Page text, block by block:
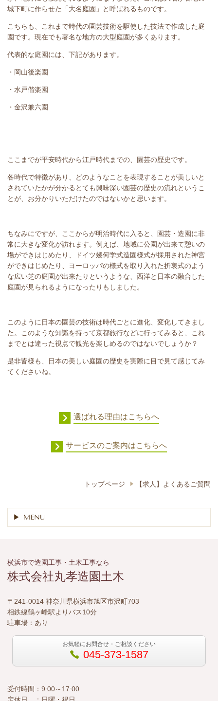
城下町に作らせた「大名庭園」と呼ばれるものです。
こちらも、これまで時代の園芸技術を駆使した技法で作成した庭
園です。現在でも著名な地方の大型庭園が多くあります。
代表的な庭園には、下記があります。
・岡山後楽園
・水戸偕楽園
・金沢兼六園
ここまでが平安時代から江戸時代までの、園芸の歴史です。
各時代で特徴があり、どのようなことを表現することが美しいと
されていたかが分かるとても興味深い園芸の歴史の流れというこ
とが、お分かりいただけたのではないかと思います。
ちなみにですが、ここからが明治時代に入ると、園芸・造園に非
常に大きな変化が訪れます。例えば、地域に公園が出来て憩いの
場ができはじめたり、ドイツ幾何学式造園様式が採用された神宮
ができはじめたり、ヨーロッパの様式を取り入れた折衷式のよう
な広い芝の庭園が出来たりというような、西洋と日本の融合した
庭園が見られるようになったりもしました。
このように日本の園芸の技術は時代ごとに進化、変化してきまし
た。このような知識を持って京都旅行などに行ってみると、これ
までとは違った視点で観光を楽しめるのではないでしょうか？
是非皆様も、日本の美しい庭園の歴史を実際に目で見て感じてみ
てくださいね。
選ばれる理由はこちらへ
サービスのご案内はこちらへ
トップページ 【求人】よくあるご質問
MENU
横浜市で造園工事・土木工事なら
株式会社丸孝造園土木
〒241-0014 神奈川県横浜市旭区市沢町703
相鉄線鶴ヶ峰駅よりバス10分
駐車場：あり
お気軽にお問合せ・ご相談ください
045-373-1587
受付時間：9:00～17:00
定休日 ：日曜・祝日